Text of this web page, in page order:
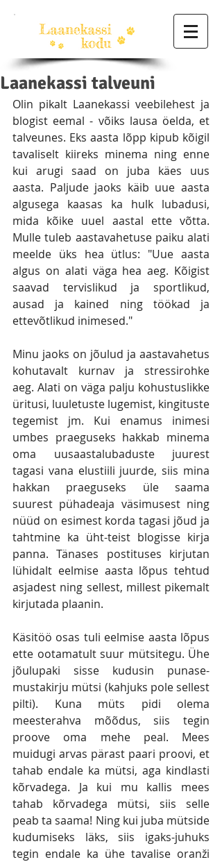
Laanekassi talveuni
Olin pikalt Laanekassi veebilehest ja
blogist eemal - võiks lausa öelda, et
talveunes. Eks aasta lõpp kipub kõigil
tavaliselt kiireks minema ning enne
kui arugi saad on juba käes uus
aasta. Paljude jaoks käib uue aasta
algusega kaasas ka hulk lubadusi,
mida kõike uuel aastal ette võtta.
Mulle tuleb aastavahetuse paiku alati
meelde üks hea ütlus: "Uue aasta
algus on alati väga hea aeg. Kõigist
saavad tervislikud ja sportlikud,
ausad ja kained ning töökad ja
ettevõtlikud inimesed."
Minu jaoks on jõulud ja aastavahetus
kohutavalt kurnav ja stressirohke
aeg. Alati on väga palju kohustuslikke
üritusi, luuletuste lugemist, kingituste
tegemist jm. Kui enamus inimesi
umbes praeguseks hakkab minema
oma uusaastalubaduste juurest
tagasi vana elustiili juurde, siis mina
hakkan praeguseks üle saama
suurest pühadeaja väsimusest ning
nüüd on esimest korda tagasi jõud ja
tahtmine ka üht-teist blogisse kirja
panna. Tänases postituses kirjutan
lühidalt eelmise aasta lõpus tehtud
asjadest ning sellest, millest pikemalt
kirjutada plaanin.
Käsitöö osas tuli eelmise aasta lõpus
ette ootamatult suur mütsitegu. Ühe
jõulupaki sisse kudusin punase-
mustakirju mütsi (kahjuks pole sellest
pilti). Kuna müts pidi olema
meesterahva mõõdus, siis tegin
proove oma mehe peal. Mees
muidugi arvas pärast paari proovi, et
tahab endale ka mütsi, aga kindlasti
kõrvadega. Ja kui mu kallis mees
tahab kõrvadega mütsi, siis selle
peab ta saama! Ning kui juba mütside
kudumiseks läks, siis igaks-juhuks
tegin endale ka ühe tavalise oranži